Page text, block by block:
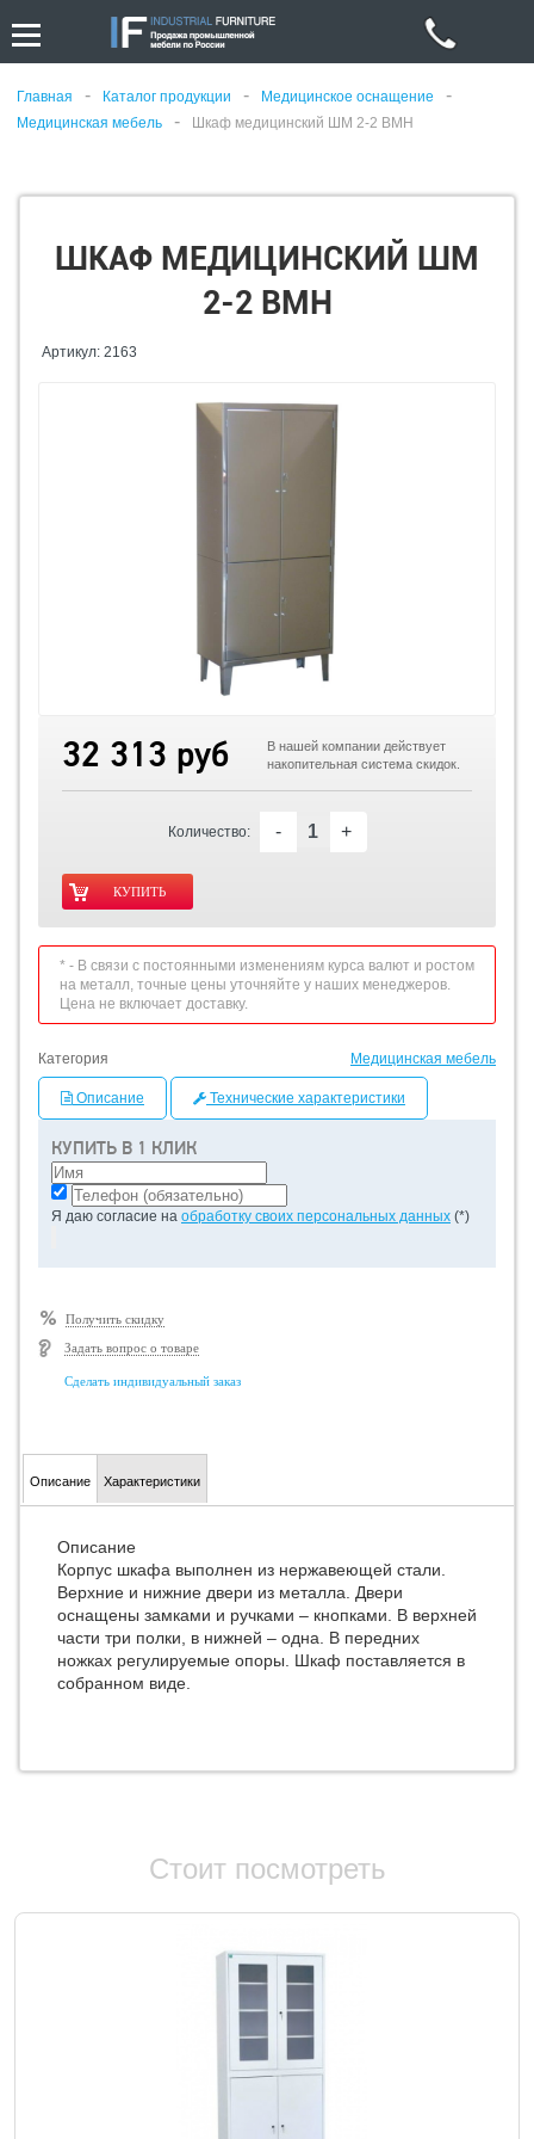
Главная - Каталог продукции - Медицинское оснащение -
Медицинская мебель - Шкаф медицинский ШМ 2-2 ВМН
ШКАФ МЕДИЦИНСКИЙ ШМ
2-2 ВМН
Артикул: 2163
КУПИТЬ В 1 КЛИК
Я даю согласие на обработку своих персональных данных (*)
Получить скидку
Задать вопрос о товаре
Сделать индивидуальный заказ
32 313 руб
В нашей компании действует
накопительная система скидок.
Количество: - +
* - В связи с постоянными изменениям курса валют и ростом
на металл, точные цены уточняйте у наших менеджеров.
Цена не включает доставку.
Категория Медицинская мебель
Описание Технические характеристики
Описание Характеристики
Описание
Корпус шкафа выполнен из нержавеющей стали.
Верхние и нижние двери из металла. Двери
оснащены замками и ручками – кнопками. В верхней
части три полки, в нижней – одна. В передних
ножках регулируемые опоры. Шкаф поставляется в
собранном виде.
Стоит посмотреть